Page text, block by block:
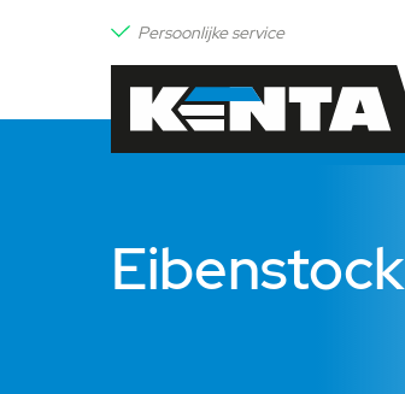
Persoonlijke service
Eibenstock